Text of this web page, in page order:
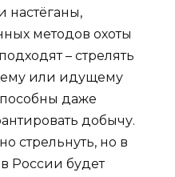
настёганы,
методов охоты
– стрелять
или идущему
даже
добычу.
стрельнуть, но в
России будет